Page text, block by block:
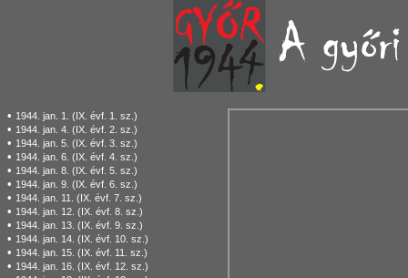
• 1944. jan. 1. (IX. évf. 1. sz.)
• 1944. jan. 4. (IX. évf. 2. sz.)
• 1944. jan. 5. (IX. évf. 3. sz.)
• 1944. jan. 6. (IX. évf. 4. sz.)
• 1944. jan. 8. (IX. évf. 5. sz.)
• 1944. jan. 9. (IX. évf. 6. sz.)
• 1944. jan. 11. (IX. évf. 7. sz.)
• 1944. jan. 12. (IX. évf. 8. sz.)
• 1944. jan. 13. (IX. évf. 9. sz.)
• 1944. jan. 14. (IX. évf. 10. sz.)
• 1944. jan. 15. (IX. évf. 11. sz.)
• 1944. jan. 16. (IX. évf. 12. sz.)